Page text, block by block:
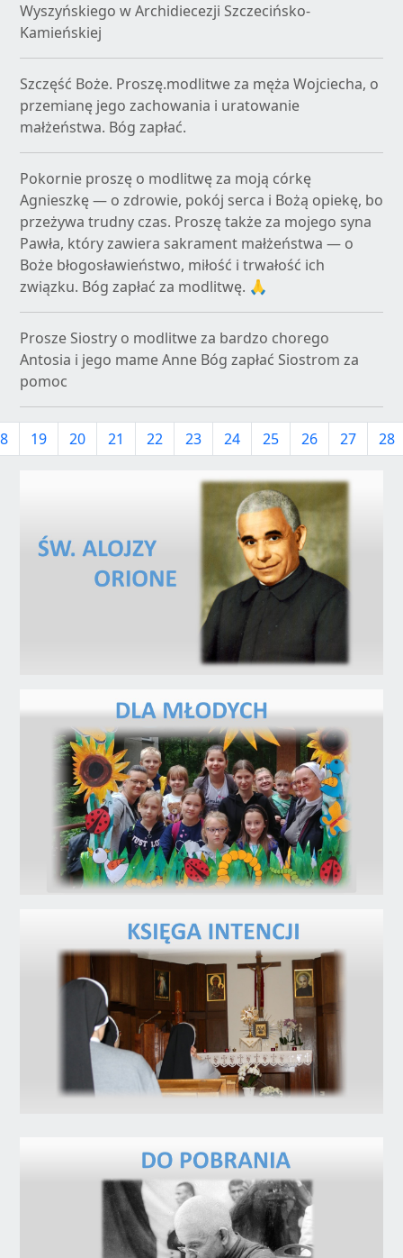
Wyszyńskiego w Archidiecezji Szczecińsko-
Kamieńskiej
Szczęść Boże. Proszę.modlitwe za męża Wojciecha, o
przemianę jego zachowania i uratowanie
małżeństwa. Bóg zapłać.
Pokornie proszę o modlitwę za moją córkę
Agnieszkę — o zdrowie, pokój serca i Bożą opiekę, bo
przeżywa trudny czas. Proszę także za mojego syna
Pawła, który zawiera sakrament małżeństwa — o
Boże błogosławieństwo, miłość i trwałość ich
związku. Bóg zapłać za modlitwę. 🙏
Prosze Siostry o modlitwe za bardzo chorego
Antosia i jego mame Anne Bóg zapłać Siostrom za
pomoc
19 20 21 22 23 24 25 26 27 28